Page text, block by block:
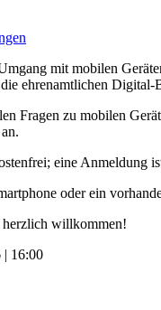
mit mobilen
ehrenamtlichen Digital-
Fragen zu mobilen
eine Anmeldung
oder ein
herzlich willkommen!
| 16:00